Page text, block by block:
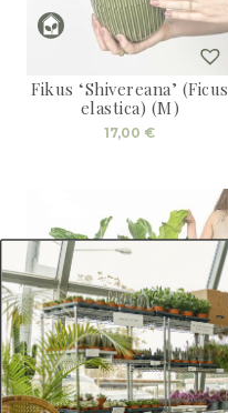
Fikus ‘Shivereana’ (Ficus
elastica) (M)
17,00 €